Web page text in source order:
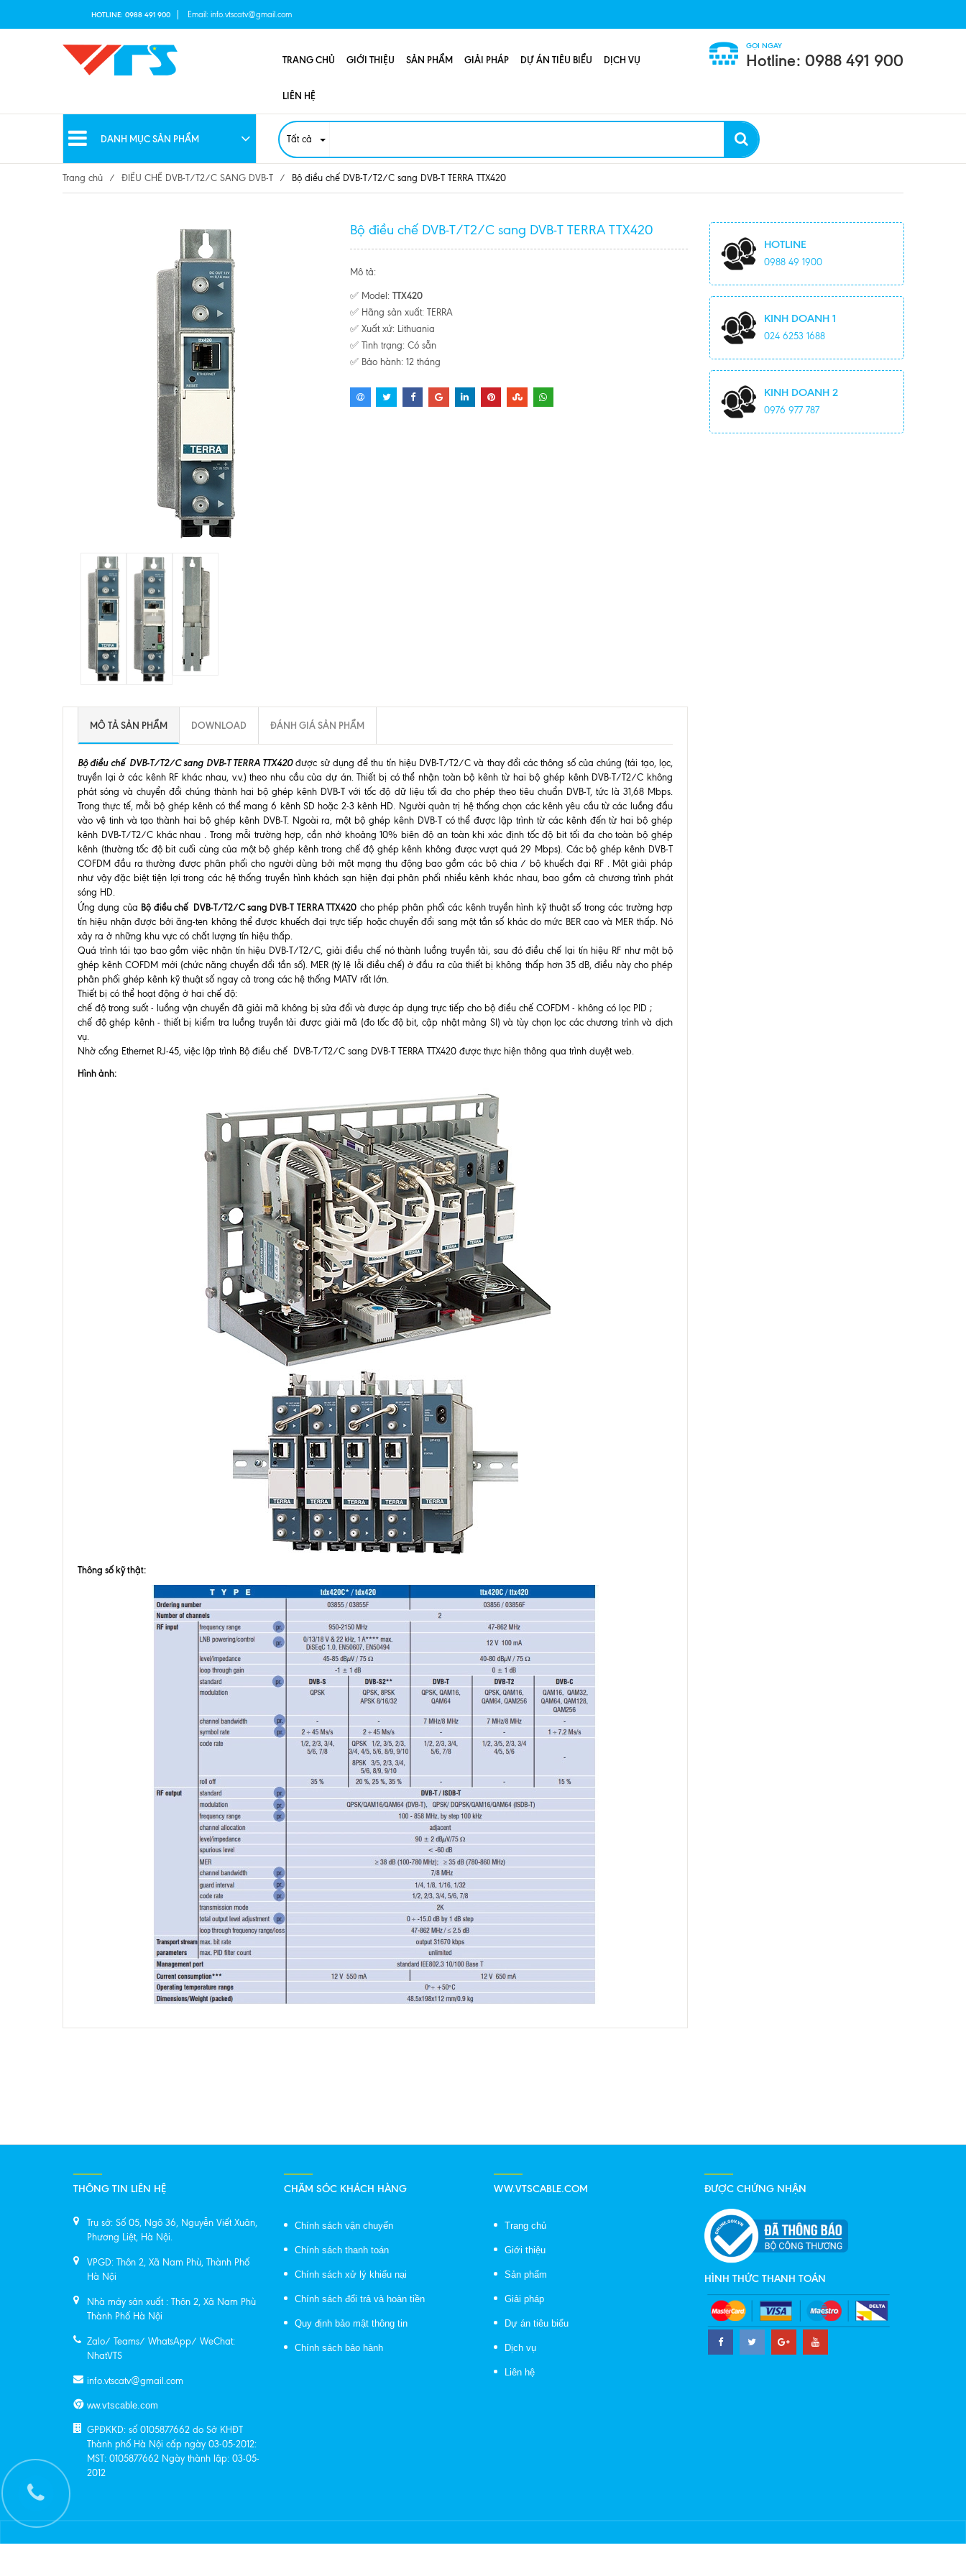
HOTLINE: 0988 491 900 Email: info.vtscatv@gmail.com
TRANG CHỦ GIỚI THIỆU SẢN PHẨM GIẢI PHÁP DỰ ÁN TIÊU BIỂU DỊCH VỤ
LIÊN HỆ
GỌI NGAY
Hotline: 0988 491 900
DANH MỤC SẢN PHẨM Tất cả
Trang chủ / ĐIỀU CHẾ DVB-T/T2/C SANG DVB-T / Bộ điều chế DVB-T/T2/C sang DVB-T TERRA TTX420
Bộ điều chế DVB-T/T2/C sang DVB-T TERRA TTX420
Mô tả:
✅ Model: TTX420
✅ Hãng sản xuất: TERRA
✅ Xuất xứ: Lithuania
✅ Tình trạng: Có sẵn
✅ Bảo hành: 12 tháng
HOTLINE
0988 49 1900
KINH DOANH 1
024 6253 1688
KINH DOANH 2
0976 977 787
MÔ TẢ SẢN PHẨM DOWNLOAD ĐÁNH GIÁ SẢN PHẨM
Bộ điều chế DVB-T/T2/C sang DVB-T TERRA TTX420được sử dụng để thu tín hiệu DVB-T/T2/C và thay đổi các thông số của chúng (tái tạo, lọc,
truyền lại ở các kênh RF khác nhau, v.v.) theo nhu cầu của dự án. Thiết bị có thể nhận toàn bộ kênh từ hai bộ ghép kênh DVB-T/T2/C không
phát sóng và chuyển đổi chúng thành hai bộ ghép kênh DVB-T với tốc độ dữ liệu tối đa cho phép theo tiêu chuẩn DVB-T, tức là 31,68 Mbps.
Trong thực tế, mỗi bộ ghép kênh có thể mang 6 kênh SD hoặc 2-3 kênh HD. Người quản trị hệ thống chọn các kênh yêu cầu từ các luồng đầu
vào vệ tinh và tạo thành hai bộ ghép kênh DVB-T. Ngoài ra, một bộ ghép kênh DVB-T có thể được lập trình từ các kênh đến từ hai bộ ghép
kênh DVB-T/T2/C khác nhau . Trong mỗi trường hợp, cần nhớ khoảng 10% biên độ an toàn khi xác định tốc độ bit tối đa cho toàn bộ ghép
kênh (thường tốc độ bit cuối cùng của một bộ ghép kênh trong chế độ ghép kênh không được vượt quá 29 Mbps). Các bộ ghép kênh DVB-T
COFDM đầu ra thường được phân phối cho người dùng bởi một mạng thụ động bao gồm các bộ chia / bộ khuếch đại RF . Một giải pháp
như vậy đặc biệt tiện lợi trong các hệ thống truyền hình khách sạn hiện đại phân phối nhiều kênh khác nhau, bao gồm cả chương trình phát
sóng HD.
Ứng dụng của Bộ điều chế DVB-T/T2/C sang DVB-T TERRA TTX420 cho phép phân phối các kênh truyền hình kỹ thuật số trong các trường hợp
tín hiệu nhận được bởi ăng-ten không thể được khuếch đại trực tiếp hoặc chuyển đổi sang một tần số khác do mức BER cao và MER thấp. Nó
xảy ra ở những khu vực có chất lượng tín hiệu thấp.
Quá trình tái tạo bao gồm việc nhận tín hiệu DVB-T/T2/C, giải điều chế nó thành luồng truyền tải, sau đó điều chế lại tín hiệu RF như một bộ
ghép kênh COFDM mới (chức năng chuyển đổi tần số). MER (tỷ lệ lỗi điều chế) ở đầu ra của thiết bị không thấp hơn 35 dB, điều này cho phép
phân phối ghép kênh kỹ thuật số ngay cả trong các hệ thống MATV rất lớn.
Thiết bị có thể hoạt động ở hai chế độ:
chế độ trong suốt - luồng vận chuyển đã giải mã không bị sửa đổi và được áp dụng trực tiếp cho bộ điều chế COFDM - không có lọc PID ;
chế độ ghép kênh - thiết bị kiểm tra luồng truyền tải được giải mã (đo tốc độ bit, cập nhật mảng SI) và tùy chọn lọc các chương trình và dịch
vụ.
Nhờ cổng Ethernet RJ-45, việc lập trình Bộ điều chế DVB-T/T2/C sang DVB-T TERRA TTX420 được thực hiện thông qua trình duyệt web.
Hình ảnh:
Thông số kỹ thật:
THÔNG TIN LIÊN HỆ
Trụ sở: Số 05, Ngõ 36, Nguyễn Viết Xuân,
Phương Liệt, Hà Nội.
VPGD: Thôn 2, Xã Nam Phù, Thành Phố
Hà Nội
Nhà máy sản xuất : Thôn 2, Xã Nam Phù
Thành Phố Hà Nội
Zalo/ Teams/ WhatsApp/ WeChat:
NhatVTS
info.vtscatv@gmail.com
ww.vtscable.com
GPĐKKD: số 0105877662 do Sở KHĐT
Thành phố Hà Nội cấp ngày 03-05-2012:
MST: 0105877662 Ngày thành lập: 03-05-
2012
CHĂM SÓC KHÁCH HÀNG
Chính sách vận chuyển
Chính sách thanh toán
Chính sách xử lý khiếu nại
Chính sách đổi trả và hoàn tiền
Quy định bảo mật thông tin
Chính sách bảo hành
WW.VTSCABLE.COM
Trang chủ
Giới thiệu
Sản phẩm
Giải pháp
Dự án tiêu biểu
Dịch vụ
Liên hệ
ĐƯỢC CHỨNG NHẬN
HÌNH THỨC THANH TOÁN